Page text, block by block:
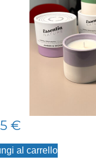
€
al carrello